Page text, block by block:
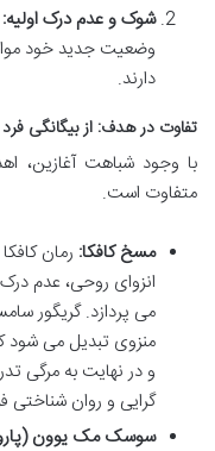
شوک و عدم درک اولیه:
وضعیت جدید خود
دارند.
تفاوت در هدف: از بیگانگی
با وجود شباهت آغازین،
متفاوت است.
مسخ کافکا: رمان
انزوای روحی، عدم
می پردازد. گریگور
منزوی تبدیل می شود
و در نهایت به مرگی
گرایی و روان
سوسک مک یوون